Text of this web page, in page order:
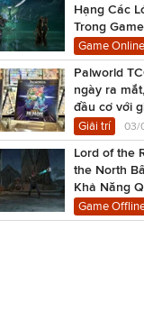
Hạng Các
Trong Game
Game Online
Palworld
ngày ra
đầu cơ với
USD
Giải trí 03/
Lord of the
the North
Khả Năng
Game